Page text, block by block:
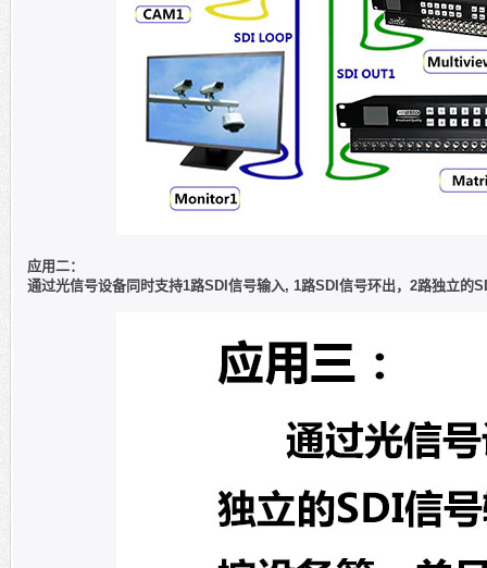
应用二：
通过光信号设备同时支持1路SDI信号输入, 1路SDI信号环出，2路独立的